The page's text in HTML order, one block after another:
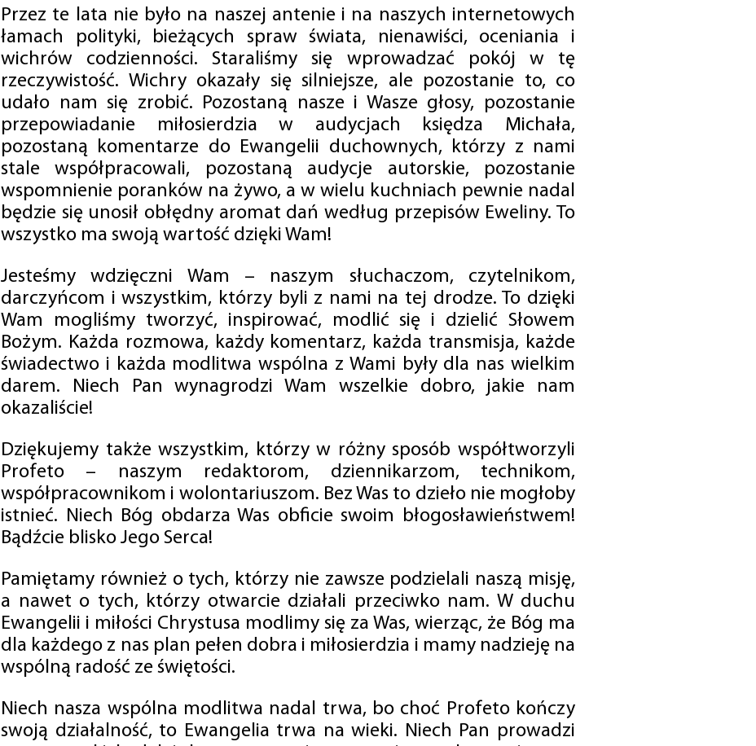
Przez te lata nie było na naszej antenie i na naszych internetowych
łamach polityki, bieżących spraw świata, nienawiści, oceniania i
wichrów codzienności. Staraliśmy się wprowadzać pokój w tę
rzeczywistość. Wichry okazały się silniejsze, ale pozostanie to, co
udało nam się zrobić. Pozostaną nasze i Wasze głosy, pozostanie
przepowiadanie miłosierdzia w audycjach księdza Michała,
pozostaną komentarze do Ewangelii duchownych, którzy z nami
stale współpracowali, pozostaną audycje autorskie, pozostanie
wspomnienie poranków na żywo, a w wielu kuchniach pewnie nadal
będzie się unosił obłędny aromat dań według przepisów Eweliny. To
wszystko ma swoją wartość dzięki Wam!
Jesteśmy wdzięczni Wam – naszym słuchaczom, czytelnikom,
darczyńcom i wszystkim, którzy byli z nami na tej drodze. To dzięki
Wam mogliśmy tworzyć, inspirować, modlić się i dzielić Słowem
Bożym. Każda rozmowa, każdy komentarz, każda transmisja, każde
świadectwo i każda modlitwa wspólna z Wami były dla nas wielkim
darem. Niech Pan wynagrodzi Wam wszelkie dobro, jakie nam
okazaliście!
Dziękujemy także wszystkim, którzy w różny sposób współtworzyli
Profeto – naszym redaktorom, dziennikarzom, technikom,
współpracownikom i wolontariuszom. Bez Was to dzieło nie mogłoby
istnieć. Niech Bóg obdarza Was obficie swoim błogosławieństwem!
Bądźcie blisko Jego Serca!
Pamiętamy również o tych, którzy nie zawsze podzielali naszą misję,
a nawet o tych, którzy otwarcie działali przeciwko nam. W duchu
Ewangelii i miłości Chrystusa modlimy się za Was, wierząc, że Bóg ma
dla każdego z nas plan pełen dobra i miłosierdzia i mamy nadzieję na
wspólną radość ze świętości.
Niech nasza wspólna modlitwa nadal trwa, bo choć Profeto kończy
swoją działalność, to Ewangelia trwa na wieki. Niech Pan prowadzi